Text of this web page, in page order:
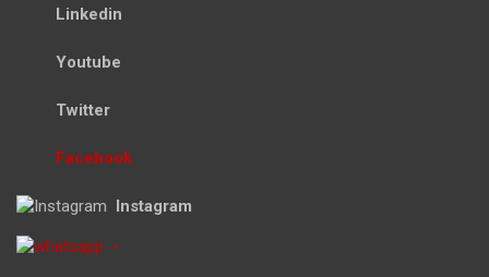
Linkedin
Youtube
Twitter
Facebook
Instagram
-